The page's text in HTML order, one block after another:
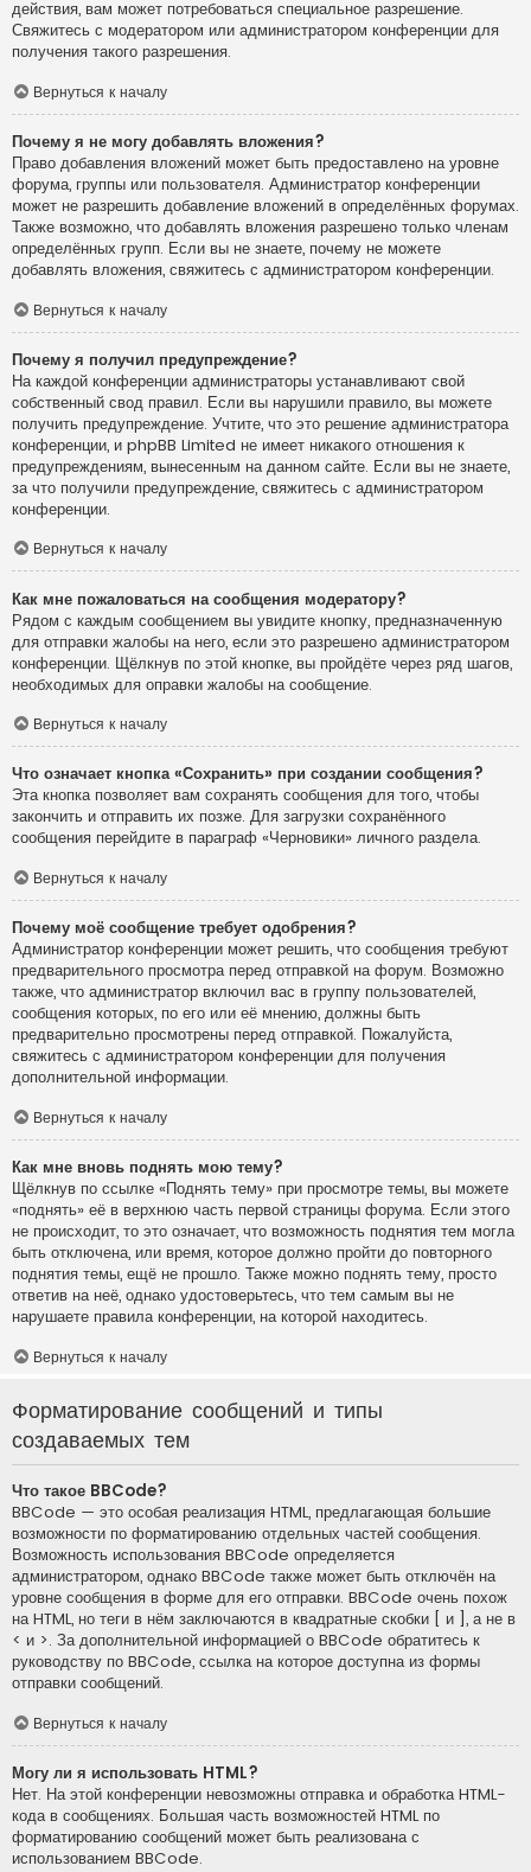
действия, вам может потребоваться специальное разрешение.
Свяжитесь с модератором или администратором конференции для
получения такого разрешения.
Вернуться к началу
Почему я не могу добавлять вложения?
Право добавления вложений может быть предоставлено на уровне
форума, группы или пользователя. Администратор конференции
может не разрешить добавление вложений в определённых форумах.
Также возможно, что добавлять вложения разрешено только членам
определённых групп. Если вы не знаете, почему не можете
добавлять вложения, свяжитесь с администратором конференции.
Вернуться к началу
Почему я получил предупреждение?
На каждой конференции администраторы устанавливают свой
собственный свод правил. Если вы нарушили правило, вы можете
получить предупреждение. Учтите, что это решение администратора
конференции, и phpBB Limited не имеет никакого отношения к
предупреждениям, вынесенным на данном сайте. Если вы не знаете,
за что получили предупреждение, свяжитесь с администратором
конференции.
Вернуться к началу
Как мне пожаловаться на сообщения модератору?
Рядом с каждым сообщением вы увидите кнопку, предназначенную
для отправки жалобы на него, если это разрешено администратором
конференции. Щёлкнув по этой кнопке, вы пройдёте через ряд шагов,
необходимых для оправки жалобы на сообщение.
Вернуться к началу
Что означает кнопка «Сохранить» при создании сообщения?
Эта кнопка позволяет вам сохранять сообщения для того, чтобы
закончить и отправить их позже. Для загрузки сохранённого
сообщения перейдите в параграф «Черновики» личного раздела.
Вернуться к началу
Почему моё сообщение требует одобрения?
Администратор конференции может решить, что сообщения требуют
предварительного просмотра перед отправкой на форум. Возможно
также, что администратор включил вас в группу пользователей,
сообщения которых, по его или её мнению, должны быть
предварительно просмотрены перед отправкой. Пожалуйста,
свяжитесь с администратором конференции для получения
дополнительной информации.
Вернуться к началу
Как мне вновь поднять мою тему?
Щёлкнув по ссылке «Поднять тему» при просмотре темы, вы можете
«поднять» её в верхнюю часть первой страницы форума. Если этого
не происходит, то это означает, что возможность поднятия тем могла
быть отключена, или время, которое должно пройти до повторного
поднятия темы, ещё не прошло. Также можно поднять тему, просто
ответив на неё, однако удостоверьтесь, что тем самым вы не
нарушаете правила конференции, на которой находитесь.
Вернуться к началу
Форматирование сообщений и типы
создаваемых тем
Что такое BBCode?
BBCode — это особая реализация HTML, предлагающая большие
возможности по форматированию отдельных частей сообщения.
Возможность использования BBCode определяется
администратором, однако BBCode также может быть отключён на
уровне сообщения в форме для его отправки. BBCode очень похож
на HTML, но теги в нём заключаются в квадратные скобки [ и ], а не в
< и >. За дополнительной информацией о BBCode обратитесь к
руководству по BBCode, ссылка на которое доступна из формы
отправки сообщений.
Вернуться к началу
Могу ли я использовать HTML?
Нет. На этой конференции невозможны отправка и обработка HTML-
кода в сообщениях. Большая часть возможностей HTML по
форматированию сообщений может быть реализована с
использованием BBCode.